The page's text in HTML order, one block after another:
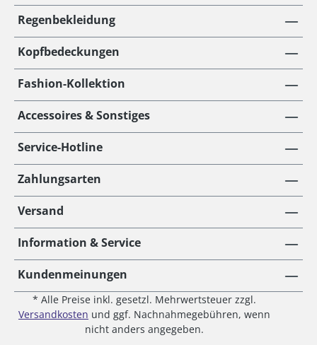
Regenbekleidung
Kopfbedeckungen
Fashion-Kollektion
Accessoires & Sonstiges
Service-Hotline
Zahlungsarten
Versand
Information & Service
Kundenmeinungen
* Alle Preise inkl. gesetzl. Mehrwertsteuer zzgl.
Versandkosten und ggf. Nachnahmegebühren, wenn
nicht anders angegeben.